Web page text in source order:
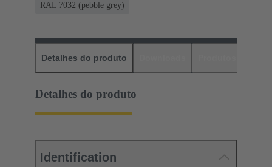
RAL 7032 (pebble grey)
Detalhes do produto
Detalhes do produto
Identification